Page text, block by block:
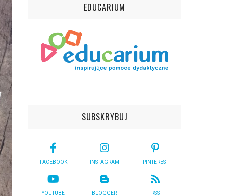
EDUCARIUM
SUBSKRYBUJ
FACEBOOK INSTAGRAM PINTEREST
YOUTUBE BLOGGER RSS